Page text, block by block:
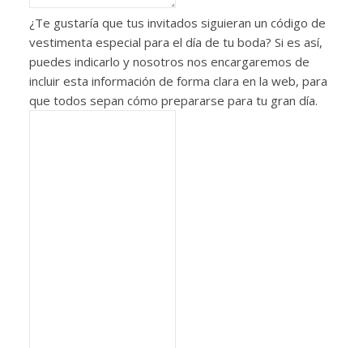
¿Te gustaría que tus invitados siguieran un código de
vestimenta especial para el día de tu boda? Si es así,
puedes indicarlo y nosotros nos encargaremos de
incluir esta información de forma clara en la web, para
que todos sepan cómo prepararse para tu gran día.